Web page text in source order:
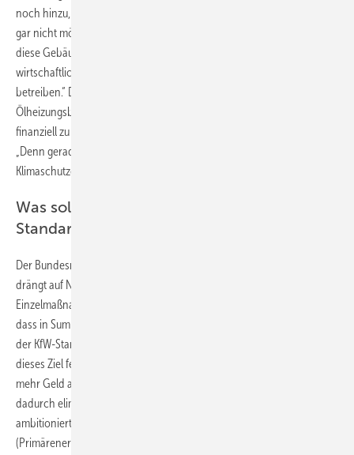
noch hinzu, dass ein Wechsel von Heizöl auf Erdgas oder Fernwärme
gar nicht möglich sei, weil keine solche leitungsgebundene Energie für
diese Gebäude verfügbar ist. „Deren Besitzern bleibt gar keine andere
wirtschaftlich tragfähige Wahl, als alte CO
betreiben.“ Die SHK-Organisation sieht deshalb keinen Sinn darin,
Ölheizungsbetreiber bei Modernisierungsvorhaben absichtlich
finanziell zu benachteiligen. Das sei widersinnig und kontraproduktiv.
„Denn gerade hier lassen sich doch unmittelbar die größten
Klimaschutzeffekte im Gebäudebereich erzielen“, beklagt Bramann.
Was soll gelten: EnEV 2016 oder KfW-
Standard 55?
Der Bundesrat hat eigene Vorstellungen zum Entwurf des BEG und
drängt auf Nachbesserung. Beispielsweise sollen die geförderten
Einzelmaßnahmen für die energetische Sanierung so gestaltet sein,
dass in Summe über alle Gebäudeteile inklusive der Anlagentechnik
der KfW-Standard 55 erreicht wird (Primärenergiebedarf 55 %). Wenn
dieses Ziel festgelegt würde, müssten Investoren jedoch erheblich
mehr Geld aufbringen und eine Förderung würde weitgehend
dadurch eliminiert. Stattdessen legt der BEG-Entwurf die weniger
ambitionierten Anforderungen der EnEV 2016 zugrunde
(Primärenergiebedarf 75 %). Für die SHK-Organisation ist die